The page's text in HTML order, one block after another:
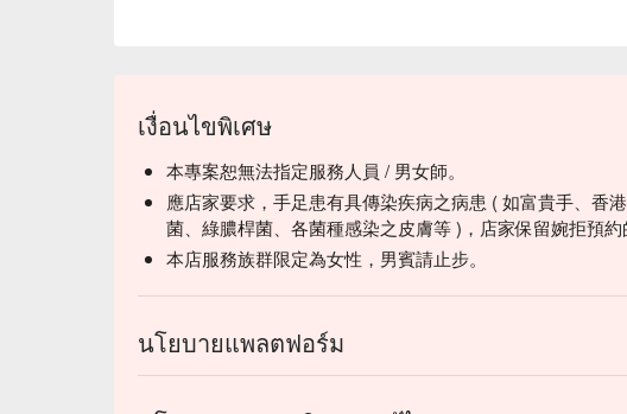
เงื่อนไขพิเศษ
本專案恕無法指定服務人員 / 男女師。
應店家要求，手足患有具傳染疾病之病患 ( 如富貴手、香
菌、綠膿桿菌、各菌種感染之皮膚等 )，店家保留婉拒預約
本店服務族群限定為女性，男賓請止步。
นโยบายแพลตฟอร์ม